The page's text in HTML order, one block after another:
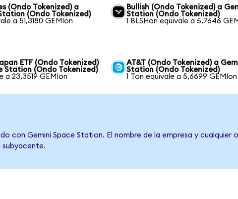
(Ondo Tokenized) a
(Ondo Tokenized)
a 51,3180 GEMIon
Bullish (Ondo Tokenized) a
Station (Ondo Tokenized)
1 BLSHon equivale a 5,7646
ETF (Ondo Tokenized)
Station (Ondo Tokenized)
a 23,3519 GEMIon
AT&T (Ondo Tokenized) a
Station (Ondo Tokenized)
1 Ton equivale a 5,6699 GEMIon
con Gemini Space Station. El nombre de la empresa y cualquier